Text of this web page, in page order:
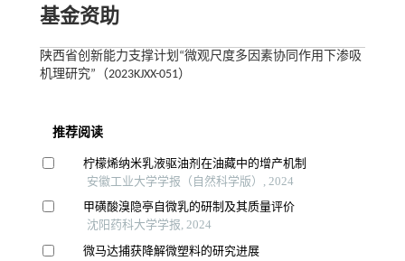
基金资助
陕西省创新能力支撑计划“微观尺度多因素协同作用下渗吸
机理研究”（2023KJXX-051）